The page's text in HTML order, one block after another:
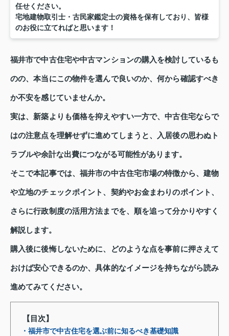
任せください。
宅地建物取引士・古民家鑑定士の資格を保有しており、皆様
のお役に立てればと思います！
福井市で中古住宅や中古マンションの購入を検討しているも
のの、本当にこの物件を選んで良いのか、何から確認すべき
か不安を感じていませんか。
実は、新築よりも価格を抑えやすい一方で、中古住宅ならで
はの注意点を理解せずに進めてしまうと、入居後の思わぬト
ラブルや余計な出費につながる可能性があります。
そこで本記事では、福井市の中古住宅市場の特徴から、建物
や立地のチェックポイント、契約やお金まわりのポイント、
さらに行政制度の活用方法までを、順を追って分かりやすく
解説します。
購入後に後悔しないために、どのような点を事前に押さえて
おけば安心できるのか、具体的なイメージを持ちながら読み
進めてみてください。
【目次】
・福井市で中古住宅を選ぶ前に知るべき基礎知識